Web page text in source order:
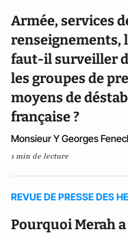
Armée, services
renseignements,
faut-il surveiller
les groupes de
moyens de
française ?
Monsieur Y Georges
1 min de lecture
REVUE DE PRESSE DES
Pourquoi Merah a